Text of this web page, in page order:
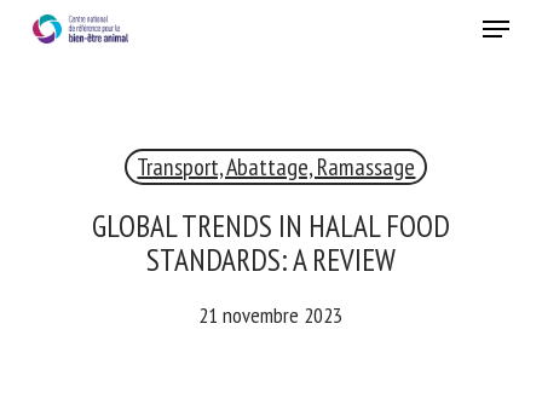
Menu
Transport, Abattage, Ramassage
GLOBAL TRENDS IN HALAL FOOD
STANDARDS: A REVIEW
21 novembre 2023
RECEVEZ CHAQUE MOIS GRATUITEMENT
ANIMAL